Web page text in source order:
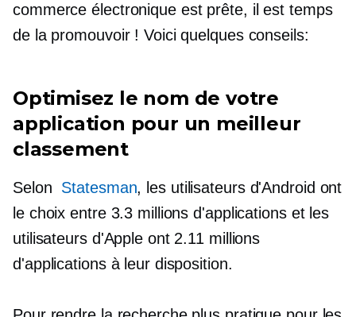
commerce électronique est prête, il est temps
de la promouvoir ! Voici quelques conseils:
Optimisez le nom de votre
application pour un meilleur
classement
Selon Statesman, les utilisateurs d'Android ont
le choix entre 3.3 millions d'applications et les
utilisateurs d'Apple ont 2.11 millions
d'applications à leur disposition.